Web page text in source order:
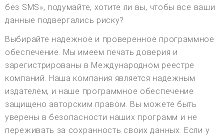
без SMS», подумайте, хотите ли вы, чтобы все ваши
данные подвергались риску?
Выбирайте надежное и проверенное программное
обеспечение. Мы имеем печать доверия и
зарегистрированы в Международном реестре
компаний. Наша компания является надежным
издателем, и наше программное обеспечение
защищено авторским правом. Вы можете быть
уверены в безопасности наших программ и не
переживать за сохранность своих данных. Если у